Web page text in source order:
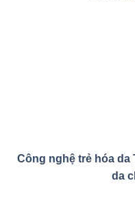
Công nghệ trẻ hóa da
da